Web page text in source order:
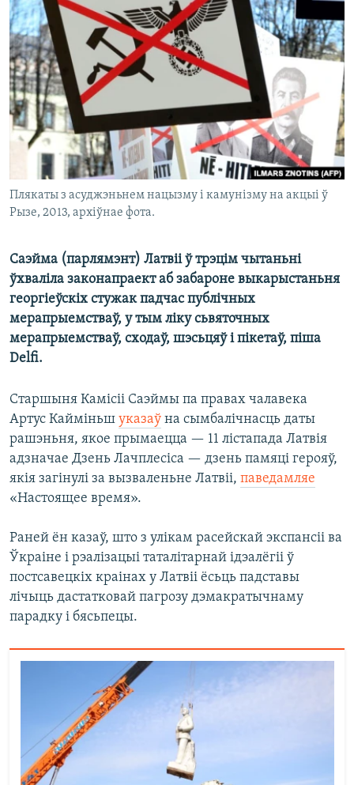
КУЛЬТУРА
КАЛЯНДАР
МОВА
НА ХВАЛЯХ СВАБОДЫ
Плякаты з асуджэньнем нацызму і камунізму на акцыі ў
Рызе, 2013, архіўнае фота.
Саэйма (парлямэнт) Латвіі ў трэцім чытаньні
ўхваліла законапраект аб забароне выкарыстаньня
георгіеўскіх стужак падчас публічных
мерапрыемстваў, у тым ліку сьвяточных
мерапрыемстваў, сходаў, шэсьцяў і пікетаў, піша
Delfi.
Старшыня Камісіі Саэймы па правах чалавека
Артус Кайміньш указаў на сымбалічнасць даты
рашэньня, якое прымаецца — 11 лістапада Латвія
адзначае Дзень Лачплесіса — дзень памяці герояў,
якія загінулі за вызваленьне Латвіі, паведамляе
«Настоящее время».
Раней ён казаў, што з улікам расейскай экспансіі ва
Ўкраіне і рэалізацыі таталітарнай ідэалёгіі ў
постсавецкіх краінах у Латвіі ёсьць падставы
лічыць дастатковай пагрозу дэмакратычнаму
парадку і бясьпецы.